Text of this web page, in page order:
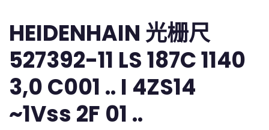
HEIDENHAIN 光栅尺
527392-11 LS 187C 1140
3,0 C001 .. I 4ZS14
~1Vss 2F 01 ..